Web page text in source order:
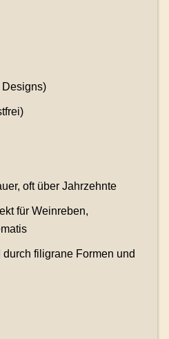
Designs)
oft über Jahrzehnte
für Weinreben,
filigrane Formen und